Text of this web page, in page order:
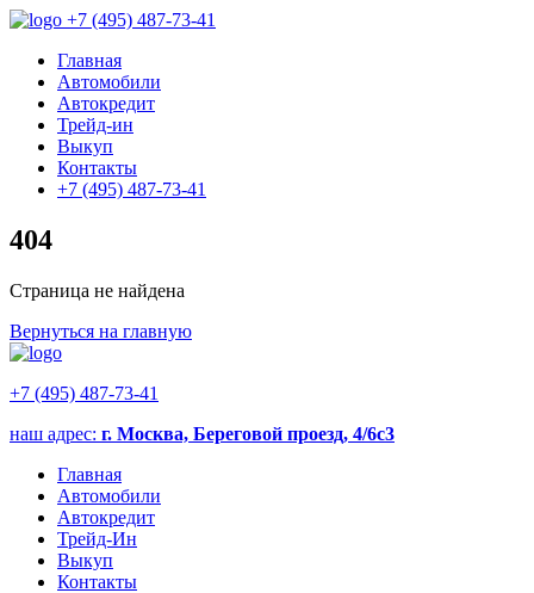
+7 (495) 487-73-41
Главная
Автомобили
Автокредит
Трейд-ин
Выкуп
Контакты
+7 (495) 487-73-41
404
Страница не найдена
Вернуться на главную
+7 (495) 487-73-41
наш адрес: г. Москва, Береговой проезд, 4/6с3
Главная
Автомобили
Автокредит
Трейд-Ин
Выкуп
Контакты